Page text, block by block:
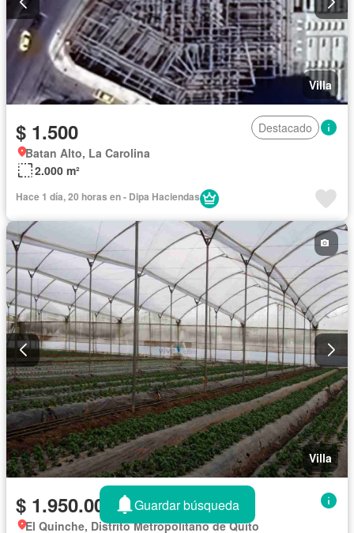
Villa
$ 1.500
Destacado
Batan Alto, La Carolina
2.000 m²
Hace 1 día, 20 horas en - Dipa Haciendas
Villa
$ 1.950.000
El Quinche, Distrito Metropolitano de Quito
Guardar búsqueda